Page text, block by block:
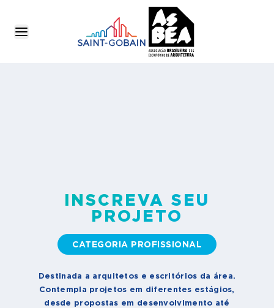
INSCREVA SEU
PROJETO
CATEGORIA PROFISSIONAL
Destinada a arquitetos e escritórios da área.
Contempla projetos em diferentes estágios,
desde propostas em desenvolvimento até